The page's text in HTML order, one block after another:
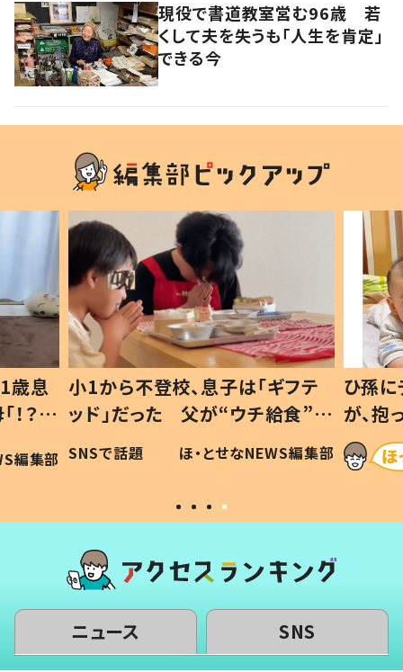
現役で書道教室営む96歳 若
くして夫を失うも「人生を肯定」
できる今
歳息
？」
編集部
小1から不登校、息子は「ギフテ
ッド」だった 父が“ウチ給食”を
作り続ける理由とは #令和の親
#令和の子
SNSで話題 ほ・とせなNEWS編集部
ひ孫
が、
「涙が
い」
ニュース SNS